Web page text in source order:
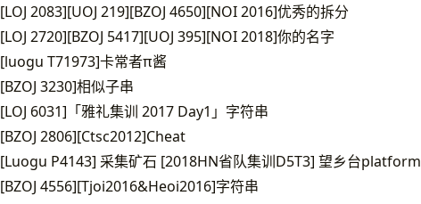
[LOJ 2083][UOJ 219][BZOJ 4650][NOI 2016]优秀的拆分
[LOJ 2720][BZOJ 5417][UOJ 395][NOI 2018]你的名字
[luogu T71973]卡常者π酱
[BZOJ 3230]相似子串
[LOJ 6031]「雅礼集训 2017 Day1」字符串
[BZOJ 2806][Ctsc2012]Cheat
[Luogu P4143] 采集矿石 [2018HN省队集训D5T3] 望乡台platform
[BZOJ 4556][Tjoi2016&Heoi2016]字符串